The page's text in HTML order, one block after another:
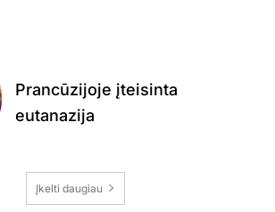
Prancūzijoje įteisinta
eutanazija
Įkelti daugiau